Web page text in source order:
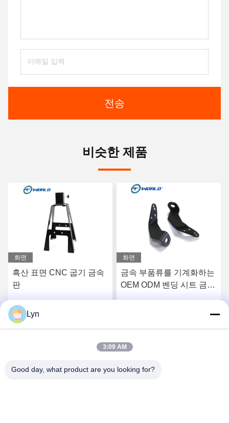
전송
비슷한 제품
금속
으세요
금속 부품류를 기계화하는
OEM ODM 벤딩 시트 금속
티타늄 박판 금속 벤
비즈 분사 표면을 양
Lyn
3:09 AM
Good day, what product are you looking for?